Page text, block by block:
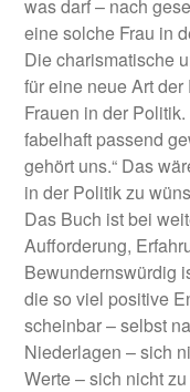
was darf – nach
eine solche Frau in
Die charismatische
für eine neue Art
Frauen in der
fabelhaft passend
gehört uns.“ Das
in der Politik zu
Das Buch ist bei
Aufforderung,
Bewundernswürdig
die so viel positive
scheinbar – selbst
Niederlagen – sich
Werte – sich nicht